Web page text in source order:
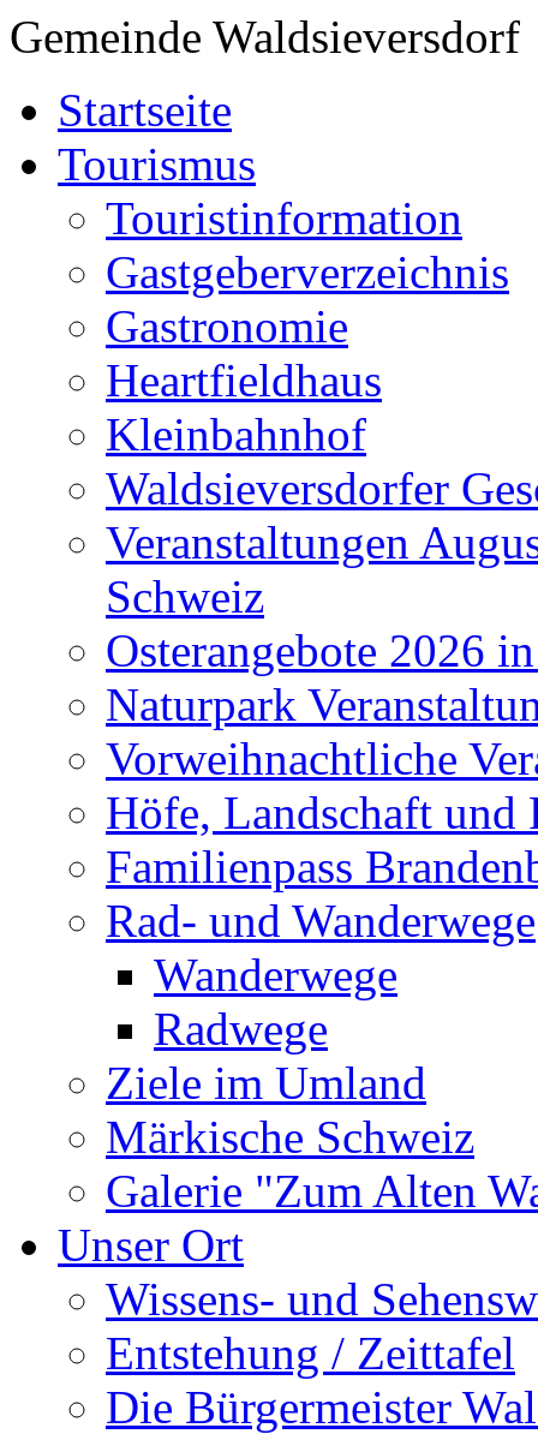
Gemeinde Waldsieversdorf
Startseite
Tourismus
Touristinformation
Gastgeberverzeichnis
Gastronomie
Heartfieldhaus
Kleinbahnhof
Waldsieversdorfer
Veranstaltungen
Schweiz
Osterangebote 2026
Naturpark
Vorweihnachtliche
Höfe, Landschaft und
Familienpass
Rad- und Wanderwege
Wanderwege
Radwege
Ziele im Umland
Märkische Schweiz
Galerie "Zum Alten
Unser Ort
Wissens- und
Entstehung / Zeittafel
Die Bürgermeister